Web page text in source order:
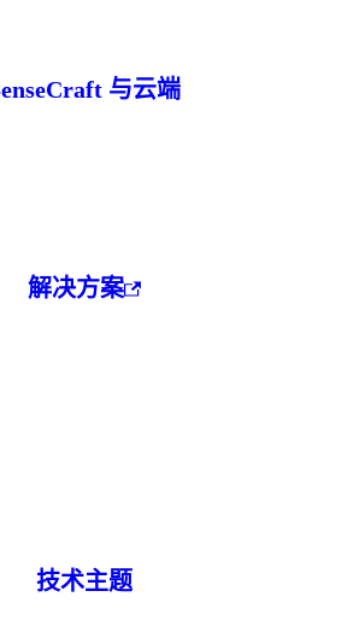
与云端
解决方案
技术主题